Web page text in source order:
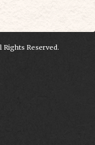
Rights Reserved.